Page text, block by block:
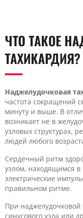
ЧТО ТАКОЕ
ТАХИКАРДИЯ?
Наджелудочковая
частота сокращений
минуту и выше. В
возникает не в
узловых структурах,
людей любого
Сердечный ритм
узлом, находящимся
электрические
правильном ритме.
При наджелудочковой
синусового узла или